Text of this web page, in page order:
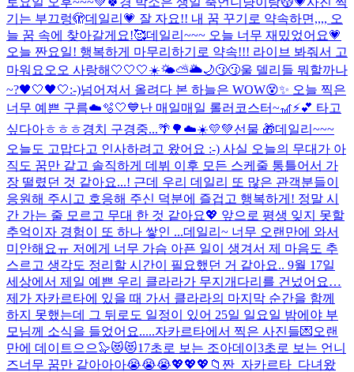
기는 부끄렁🫣데일리💗 잘 자요!! 내 꿈 꾸기로 약속하면,,,, 오
늘 꿈 속에 찾아갈게요!🥰데일리~~~ 오늘 너무 재밌었어요💗
오늘 짠요일! 행복하게 마무리하기로 약속!!! 라이브 봐줘서 고
마워요오오 사랑해🤍🤍🤍☀️🌤️⛅️🌥️🌙😗😗울 델리들 뭐할까나
~?🖤🤍🖤🤍:-)넘어져서 올려다 본 하늘은 WOW😵✨ 오늘 찍은
너무 예쁜 구름☁️🫧🤍💙난 매일매일 롤러코스터~🎢⚡️💕 타고
싶다아ㅎㅎㅎ경치 구경중...🌴🌳☁️☀️💛💚선물 🎁데일리~~~
오늘도 고맙다고 인사하려고 왔어요 :-) 사실 오늘의 무대가 아
직도 꿈만 같고 솔직하게 데뷔 이후 모든 스케줄 통틀어서 가
장 떨렸던 것 같아요...! 근데 우리 데일리 또 많은 관객분들이
응원해 주시고 호응해 주신 덕분에 즐겁고 행복하게! 정말 시
간 가는 줄 모르고 무대 한 것 같아요💖 앞으로 평생 잊지 못할
추억이자 경험이 또 하나 쌓인 ...데일리~ 너무 오랜만에 와서
미안해요ㅠ 저에게 너무 가슴 아픈 일이 생겨서 제 마음도 추
스르고 생각도 정리할 시간이 필요했던 거 같아요.. 9월 17일
세상에서 제일 예쁜 우리 클라라가 무지개다리를 건넜어요…
제가 자카르타에 있을 때 가서 클라라의 마지막 순간을 함께
하지 못했는데 그 뒤로도 일정이 있어 25일 일요일 밤에야 부
모님께 소식을 들었어요.....자카르타에서 찍은 사진들💌 오랜
만에 데이트으으🦭😻😻17초로 보는 조아데이 3초로 보는 언니
즈너무 꿈만 같아아아😭😭😭💖💖💖 📁짠_자카르타_다녀왔